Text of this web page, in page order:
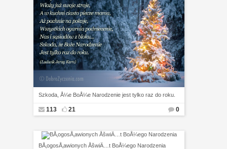
Szkoda, Å¼e BoÅ¼e Narodzenie jest tylko raz do roku.
113 21 0
BÅ‚ogosÅ‚awionych ÅšwiÄ…t BoÅ¼ego Narodzenia